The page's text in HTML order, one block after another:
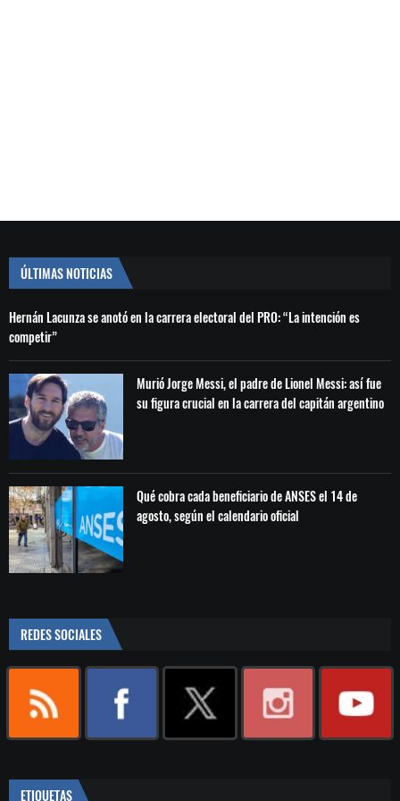
ÚLTIMAS NOTICIAS
Hernán Lacunza se anotó en la carrera electoral del PRO: “La intención es
competir”
Murió Jorge Messi, el padre de Lionel Messi: así fue
su figura crucial en la carrera del capitán argentino
Qué cobra cada beneficiario de ANSES el 14 de
agosto, según el calendario oficial
REDES SOCIALES
ETIQUETAS